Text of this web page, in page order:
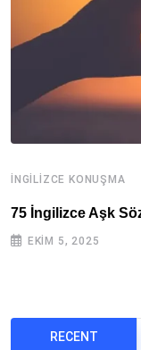
İNGILIZCE KONUŞMA
75 İngilizce Aşk
EKIM 5, 2025
RECENT